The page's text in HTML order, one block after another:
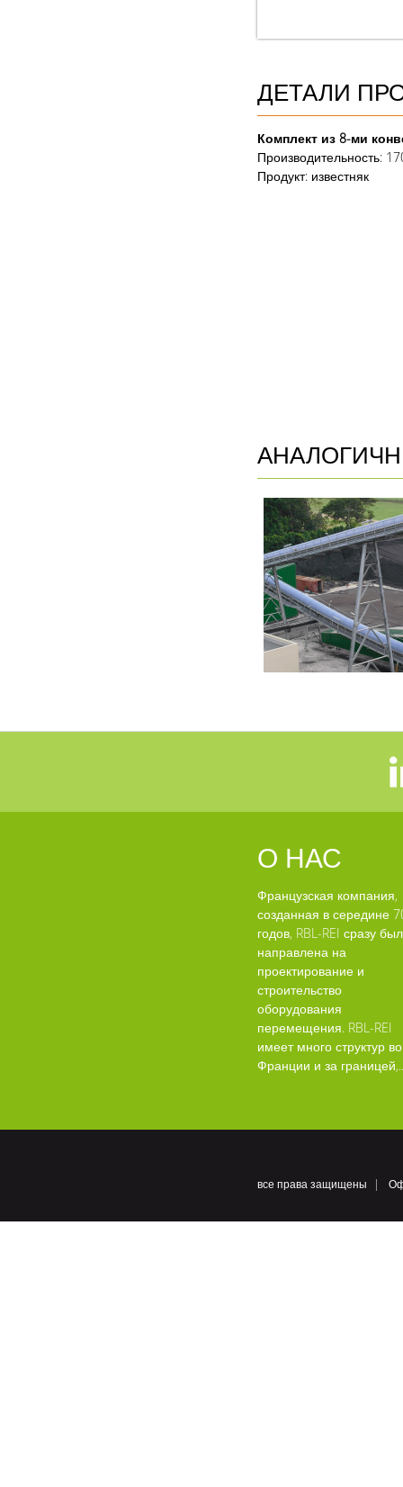
ДЕТАЛИ
Комплект из 8-ми
Производительность:
Продукт: известняк
О НАС
Французская компания,
созданная в середине
годов, RBL-REI сразу
направлена на
проектирование и
строительство
оборудования
перемещения. RBL-REI
имеет много структур во
Франции и за
все права защищены